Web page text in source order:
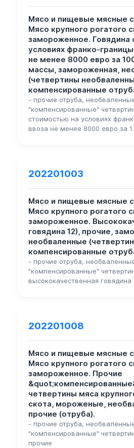
Мясо и пищевые мясные
Мясо крупного рогатого
замороженное. Говядина
условиях франко-
не менее 8000 евро за
массы, замороженная,
(четвертины
компенсированные
- прочие отруба,
"компенсированные"
стоимостью на условиях
ввоза не менее 8000 евро за
202201003
Мясо и пищевые мясные
Мясо крупного рогатого
замороженное.
говядина 12), прочие,
необваленные
компенсированные
- прочие отруба,
"компенсированные"
высококачественная говядина
202201008
Мясо и пищевые мясные
Мясо крупного рогатого
замороженное. Прочие
четвертины мяса
скота, мороженые,
прочие (отруба).
- прочие отруба,
"компенсированные"
прочие